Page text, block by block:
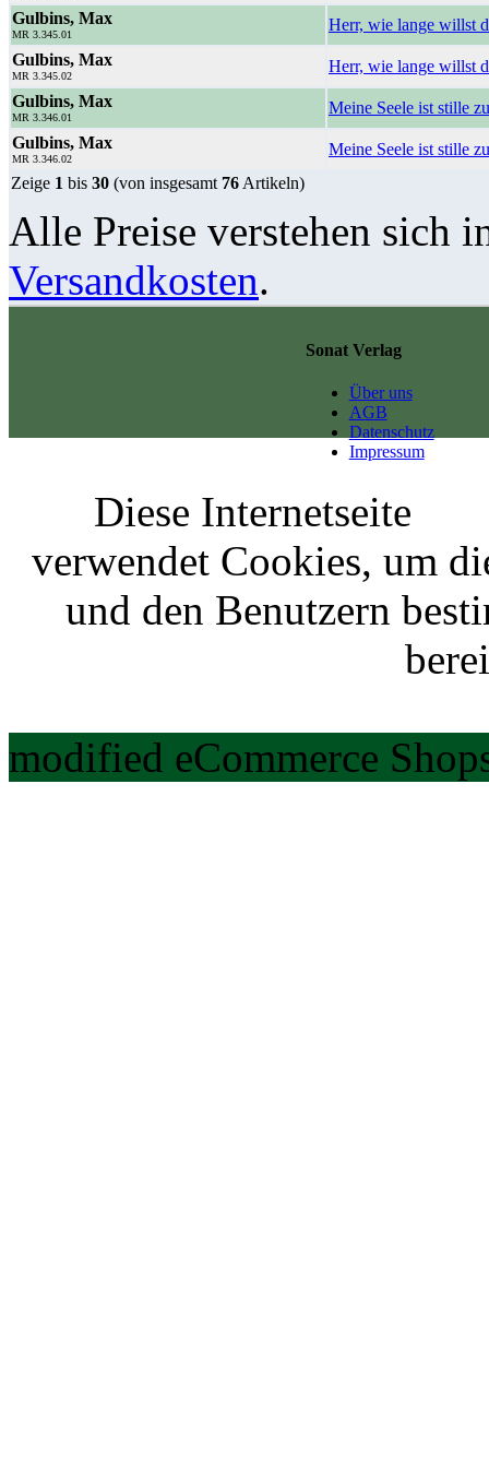
Gulbins, Max
MR 3.345.01
Herr, wie lange willst
Gulbins, Max
MR 3.345.02
Herr, wie lange willst
Gulbins, Max
MR 3.346.01
Meine Seele ist stille
Gulbins, Max
MR 3.346.02
Meine Seele ist stille
Zeige 1 bis 30 (von insgesamt 76 Artikeln)
Alle Preise verstehen sich
Versandkosten.
Sonat Verlag
Über uns
AGB
Datenschutz
Impressum
Diese Internetseite
verwendet Cookies, um
und den Benutzern
modified eCommerce